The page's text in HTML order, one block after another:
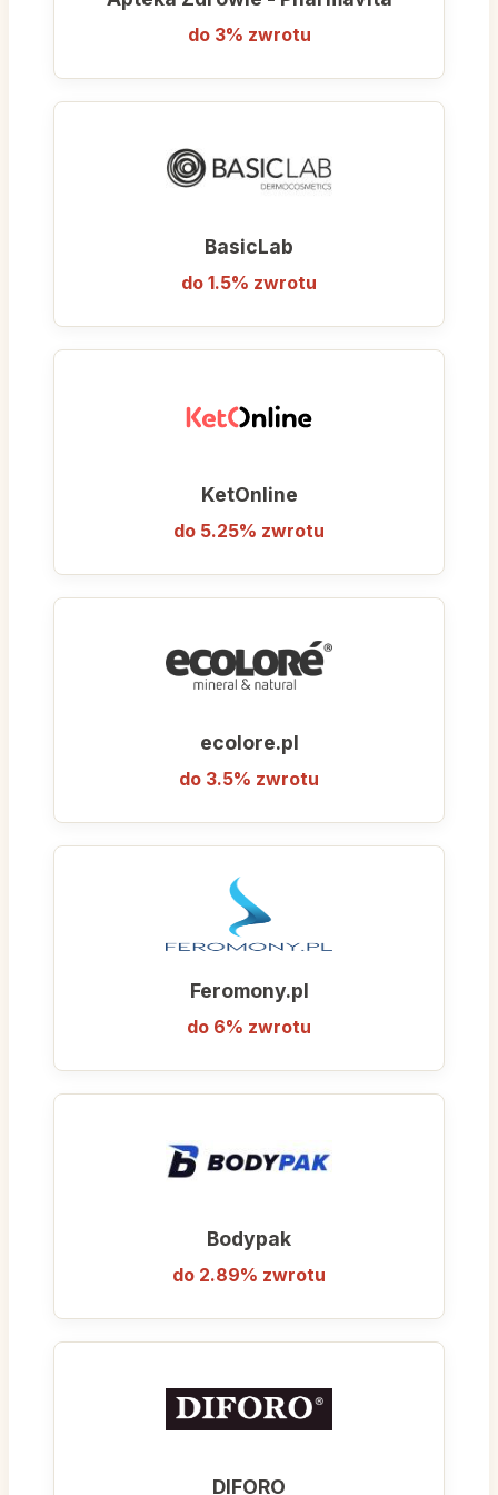
Personalizacja Suplementacji:
artykułom na blogu, klienci mogą łatwo
dopasowane do swoich indywidualnych
potrzeb (np. wsparcie stawów, poprawa
Wybierając Myprotein, stawiasz na markę,
która od lat wyznacza trendy w świecie
do 3% zwrotu
BasicLab
do 1.5% zwrotu
KetOnline
do 5.25% zwrotu
ecolore.pl
do 3.5% zwrotu
Feromony.pl
do 6% zwrotu
Bodypak
do 2.89% zwrotu
DIFORO